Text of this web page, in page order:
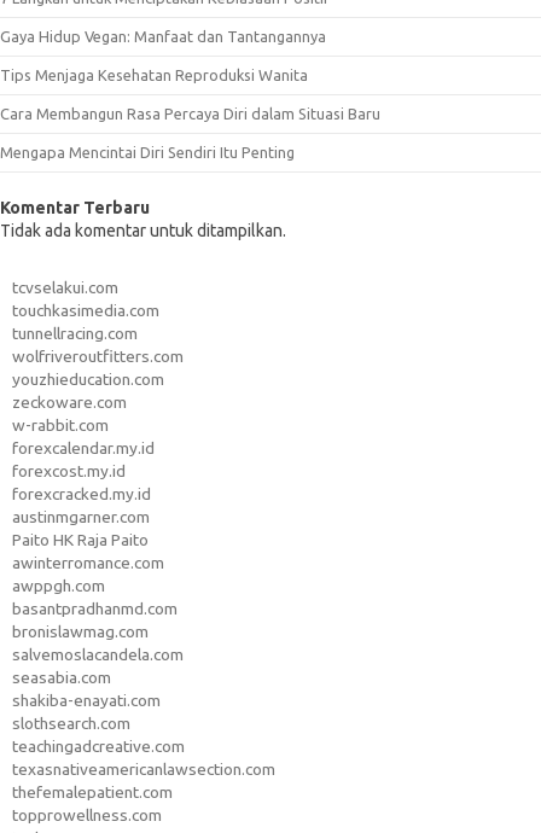
Gaya Hidup Vegan: Manfaat dan Tantangannya
Tips Menjaga Kesehatan Reproduksi Wanita
Cara Membangun Rasa Percaya Diri dalam Situasi Baru
Mengapa Mencintai Diri Sendiri Itu Penting
Komentar Terbaru
Tidak ada komentar untuk ditampilkan.
tcvselakui.com
touchkasimedia.com
tunnellracing.com
wolfriveroutfitters.com
youzhieducation.com
zeckoware.com
w-rabbit.com
forexcalendar.my.id
forexcost.my.id
forexcracked.my.id
austinmgarner.com
Paito HK Raja Paito
awinterromance.com
awppgh.com
basantpradhanmd.com
bronislawmag.com
salvemoslacandela.com
seasabia.com
shakiba-enayati.com
slothsearch.com
teachingadcreative.com
texasnativeamericanlawsection.com
thefemalepatient.com
topprowellness.com